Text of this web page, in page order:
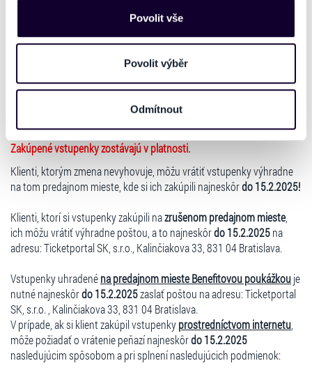
našich webových stránkách. Tyto informace mohou
používáme např. k analýze návštěvnosti webu nebo k
personalizaci obsahu a reklam. Tyto informace můžeme
také sdílet se svými partnery pro sociální média, inzerci
a analýzy. Partneři tyto údaje mohou zkombinovat s
dalšími informacemi, které jste jim poskytli nebo které
získali v důsledku toho, že používáte jejich služby. Jaké
typy cookies používáme, naleznete níže. Možnosti
volbu můžete kdykoliv změnit v zápatí stránky v záložce
„Cookies a jejich nastavení“.
Povolit vše
Povolit výběr
Odmítnout
ZMENENÉ - VŠETKO O ŽENÁCH - 08.03.2025 O
V zastúpení organizátora podujatia, vám ako sprostredkovateľ
predaja oznamujeme, že predstavenieVšetko o ženách
konať dňa08.03.2025 o 18:00 hod.v Dome kultúry Cífer, je
ZMENENÉ!Namiesto uvedeného predstavenia sa uskutoční
Sen každej ženy v pôvodnom termíne v pôvodnom
mieste konania.
Zakúpené vstupenky zostávajú v platnosti.
Klienti, ktorým zmena nevyhovuje, môžu vrátiť vstupenky výhradne
na tom predajnom mieste, kde si ich zakúpili najneskôrdo 15.2.2025!
Klienti, ktorí si vstupenky zakúpili nazrušenom predajnom mieste,
ich môžu vrátiť výhradne poštou, a to najneskôrdo 15.2.2025na
adresu: Ticketportal SK, s.r.o., Kalinčiakova 33, 831 04 Bratislava.
Vstupenky uhradenéna predajnom mieste Benefitovou poukážkouje
nutné najneskôrdo 15.2.2025zaslať poštou na adresu: Ticketportal
SK, s.r.o. , Kalinčiakova 33, 831 04 Bratislava.
V prípade, ak si klient zakúpil vstupenkyprostredníctvom internetu
môže požiadať o vrátenie peňazí najneskôrdo 15.2.2025
nasledujúcim spôsobom a pri splnení nasledujúcich podmienok: